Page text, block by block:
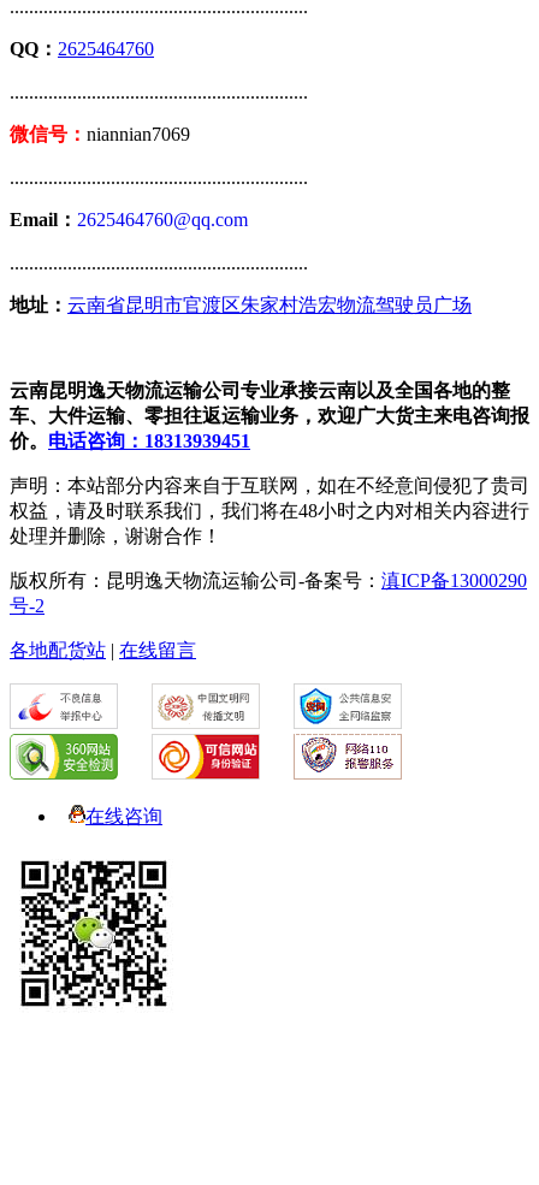
..............................................................
QQ： 2625464760
..............................................................
微信号： niannian7069
..............................................................
Email： 2625464760@qq.com
..............................................................
地址： 云南省昆明市官渡区朱家村浩宏物流驾驶员广场
云南昆明逸天物流运输公司专业承接云南以及全国各地的整
车、大件运输、零担往返运输业务，欢迎广大货主来电咨询报
价。 电话咨询：18313939451
声明：本站部分内容来自于互联网，如在不经意间侵犯了贵司
权益，请及时联系我们，我们将在48小时之内对相关内容进行
处理并删除，谢谢合作！
版权所有：昆明逸天物流运输公司-备案号： 滇ICP备13000290
号-2
各地配货站 | 在线留言
在线咨询